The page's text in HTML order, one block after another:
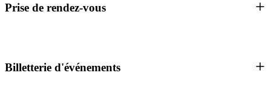
Prise de rendez-vous
Billetterie d'événements